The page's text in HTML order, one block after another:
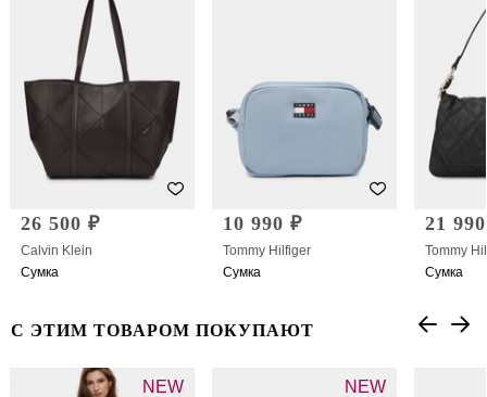
26 500 ₽
Calvin Klein
Сумка
10 990 ₽
Tommy Hilfiger
Сумка
21
Tommy
Сумка
С ЭТИМ ТОВАРОМ ПОКУПАЮТ
NEW NEW